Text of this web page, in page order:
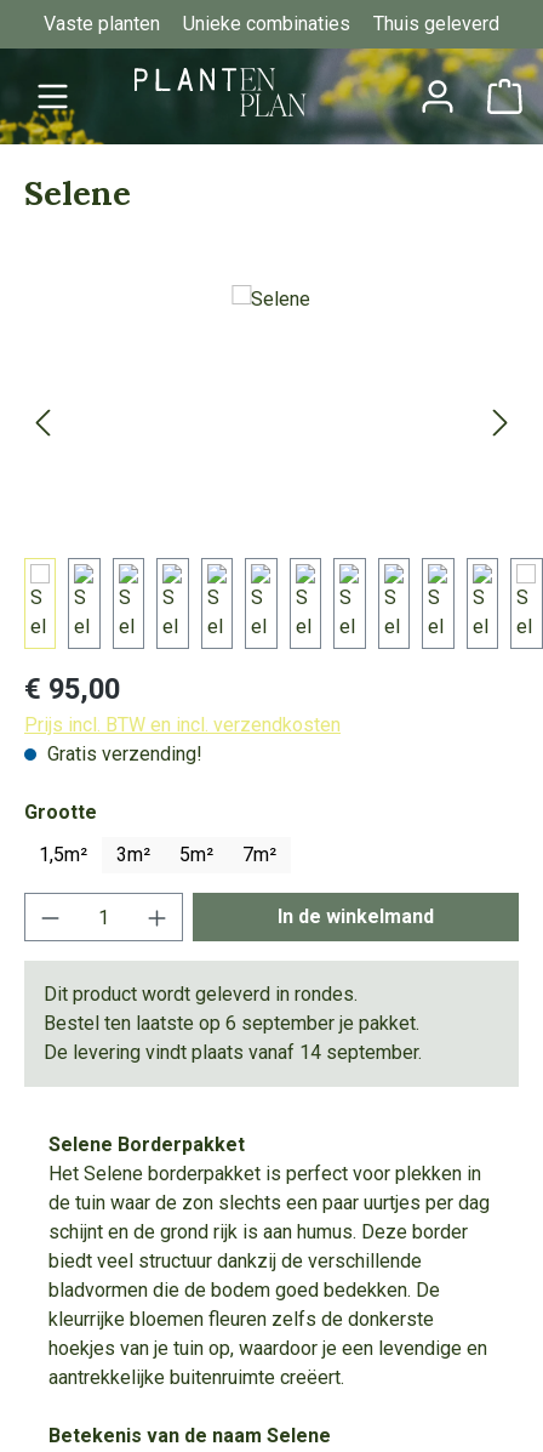
Ga naar de hoofdinhoud
Vaste planten Unieke combinaties Thuis geleverd
Selene
Afbeeldingengalerij overslaan
Normale prijs:
€ 95,00
Prijs incl. BTW en incl. verzendkosten
Gratis verzending!
Selecteer
Grootte
1,5m²
3m² 5m² 7m²
Producthoeveelheid: Voer de gewenste
In de winkelmand
Dit product wordt geleverd in rondes.
Bestel ten laatste op 6 september je pakket.
De levering vindt plaats vanaf 14 september.
Selene Borderpakket
Het Selene borderpakket is perfect voor plekken in
de tuin waar de zon slechts een paar uurtjes per dag
schijnt en de grond rijk is aan humus. Deze border
biedt veel structuur dankzij de verschillende
bladvormen die de bodem goed bedekken. De
kleurrijke bloemen fleuren zelfs de donkerste
hoekjes van je tuin op, waardoor je een levendige en
aantrekkelijke buitenruimte creëert.
Betekenis van de naam Selene